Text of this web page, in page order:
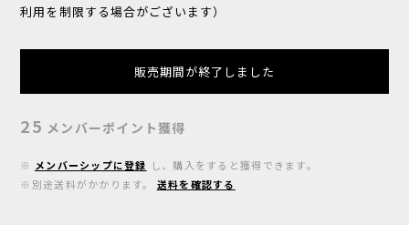
利用を制限する場合がございます）
販売期間が終了しました
25 メンバーポイント獲得
※ メンバーシップに登録 し、購入をすると獲得できます。
※別途送料がかかります。
送料を確認する